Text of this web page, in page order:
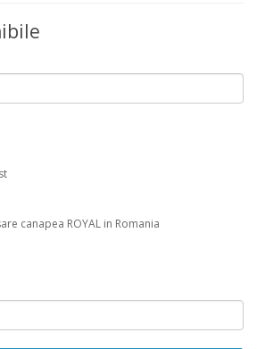
canapea ROYAL in Romania